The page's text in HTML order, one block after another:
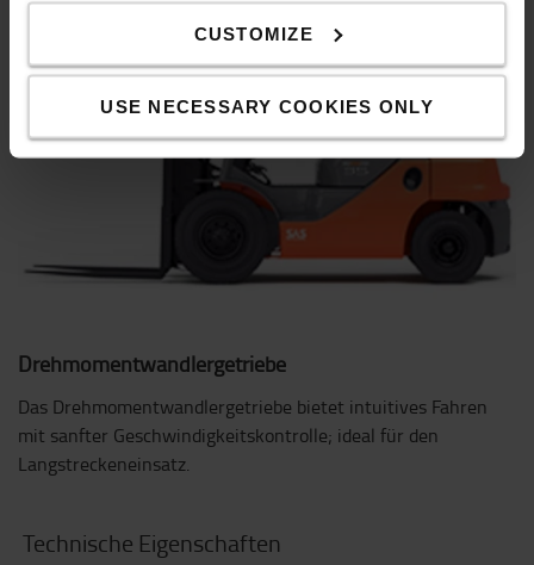
CUSTOMIZE
USE NECESSARY COOKIES ONLY
Drehmomentwandlergetriebe
Das Drehmomentwandlergetriebe bietet intuitives Fahren
mit sanfter Geschwindigkeitskontrolle; ideal für den
Langstreckeneinsatz.
Technische Eigenschaften